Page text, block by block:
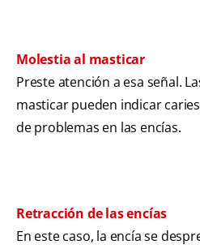
Molestia al masticar
Preste atención a esa señal.
masticar pueden indicar
de problemas en las encías.
Retracción de las encías
En este caso, la encía se